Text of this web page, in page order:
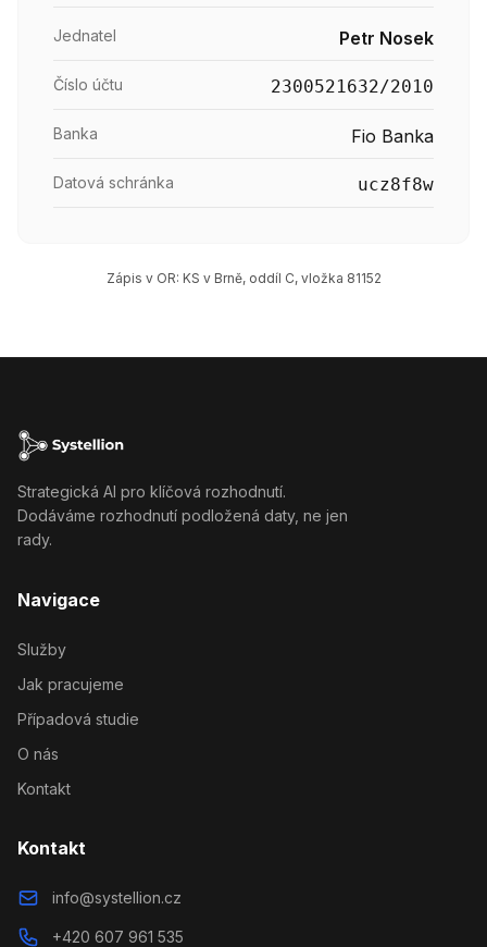
Jednatel Petr Nosek
Číslo účtu 2300521632/2010
Banka Fio Banka
Datová schránka ucz8f8w
Zápis v OR: KS v Brně, oddíl C, vložka 81152
Strategická AI pro klíčová rozhodnutí.
Dodáváme rozhodnutí podložená daty, ne jen
rady.
Navigace
Služby
Jak pracujeme
Případová studie
O nás
Kontakt
Kontakt
info@systellion.cz
+420 607 961 535